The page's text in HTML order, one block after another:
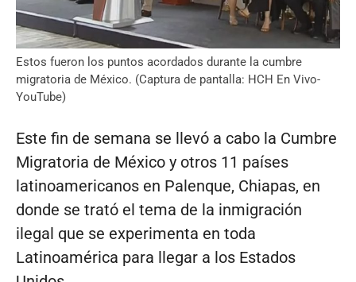
Estos fueron los puntos acordados durante la cumbre
migratoria de México. (Captura de pantalla: HCH En Vivo-
YouTube)
Este fin de semana se llevó a cabo la Cumbre
Migratoria de México y otros 11 países
latinoamericanos en Palenque, Chiapas, en
donde se trató el tema de la inmigración
ilegal que se experimenta en toda
Latinoamérica para llegar a los Estados